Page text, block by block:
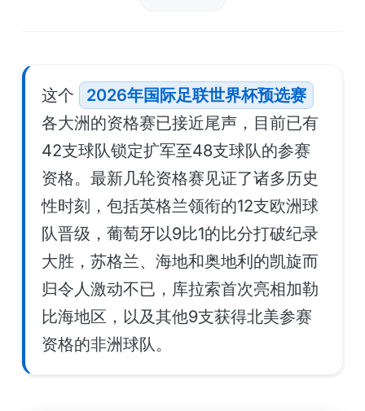
这个
2026年国际足联世界杯预选赛
各大洲的资格赛已接近尾声，目前已有
42支球队锁定扩军至48支球队的参赛
资格。最新几轮资格赛见证了诸多历史
性时刻，包括英格兰领衔的12支欧洲球
队晋级，葡萄牙以9比1的比分打破纪录
大胜，苏格兰、海地和奥地利的凯旋而
归令人激动不已，库拉索首次亮相加勒
比海地区，以及其他9支获得北美参赛
资格的非洲球队。